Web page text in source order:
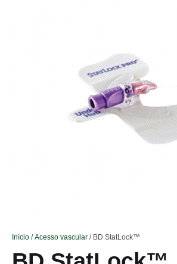
Início /Acesso vascular / BD StatLock™